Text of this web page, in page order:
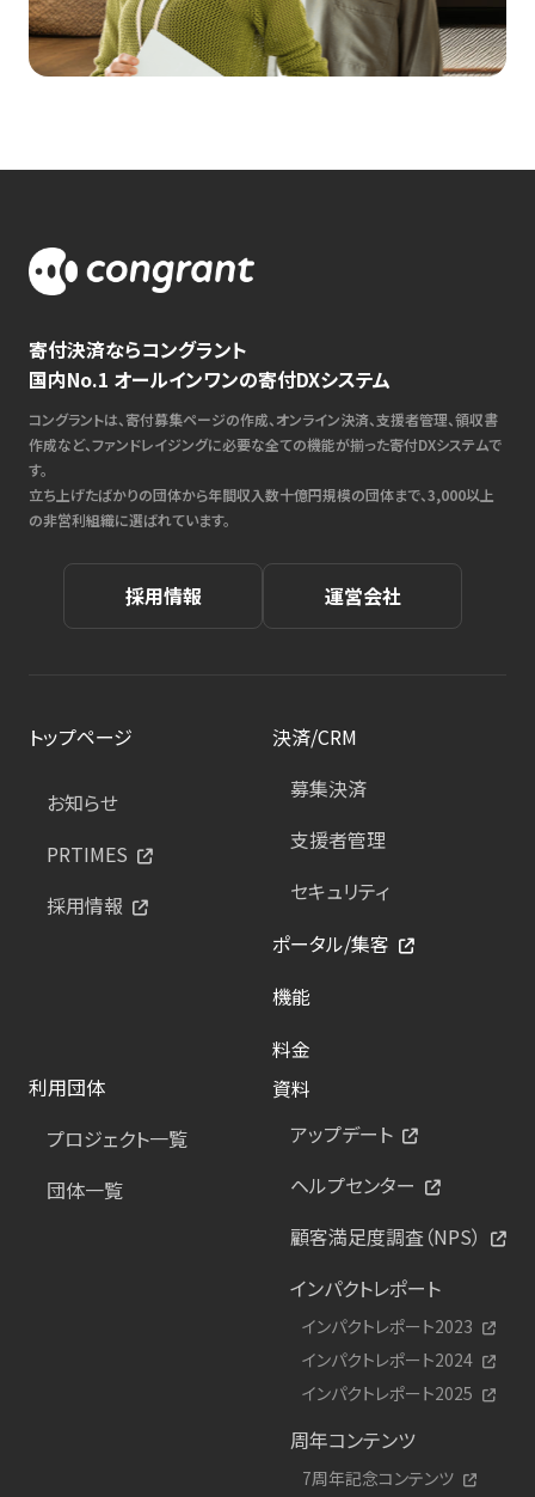
寄付決済ならコングラント
国内No.1 オールインワンの寄付DXシステム
コングラントは、寄付募集ページの作成、オンライン決済、支援者管理、領収書
作成など、ファンドレイジングに必要な全ての機能が揃った寄付DXシステムで
す。
立ち上げたばかりの団体から年間収入数十億円規模の団体まで、3,000以上
の非営利組織に選ばれています。
採用情報 運営会社
トップページ
お知らせ
PRTIMES
採用情報
決済/CRM
募集決済
支援者管理
セキュリティ
ポータル/集客
機能
料金
利用団体
プロジェクト一覧
団体一覧
資料
アップデート
ヘルプセンター
顧客満足度調査（NPS）
インパクトレポート
インパクトレポート2023
インパクトレポート2024
インパクトレポート2025
周年コンテンツ
7周年記念コンテンツ